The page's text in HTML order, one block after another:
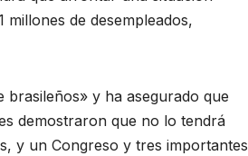
de desempleados,
brasileños» y ha asegurado que
demostraron que no lo tendrá
y un Congreso y tres importantes